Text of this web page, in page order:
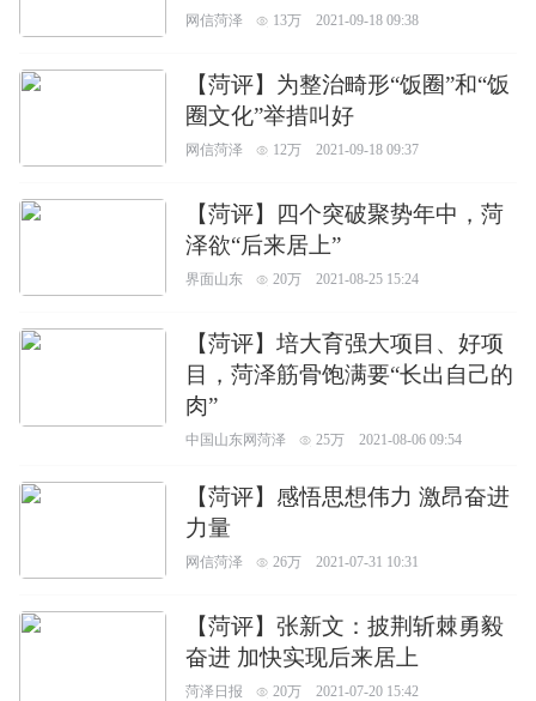
网信菏泽 13万 2021-09-18 09:38
【菏评】为整治畸形“饭圈”和“饭
圈文化”举措叫好
网信菏泽 12万 2021-09-18 09:37
【菏评】四个突破聚势年中，菏
泽欲“后来居上”
界面山东 20万 2021-08-25 15:24
【菏评】培大育强大项目、好项
目，菏泽筋骨饱满要“长出自己的
肉”
中国山东网菏泽 25万 2021-08-06 09:54
【菏评】感悟思想伟力 激昂奋进
力量
网信菏泽 26万 2021-07-31 10:31
【菏评】张新文：披荆斩棘勇毅
奋进 加快实现后来居上
菏泽日报 20万 2021-07-20 15:42